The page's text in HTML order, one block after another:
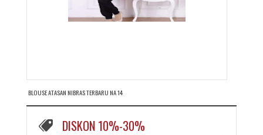
BLOUSE ATASAN NIBRAS TERBARU NA 14
DISKON 10%-30%